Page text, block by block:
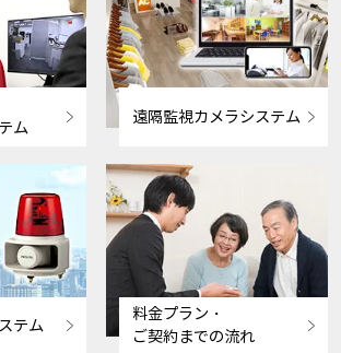
ム
遠隔監視カメラシステム
テム
料金プラン・
ご契約までの流れ